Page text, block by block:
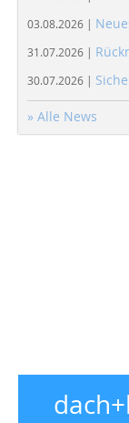
03.08.2026 |
31.07.2026 |
30.07.2026 |
» Alle News